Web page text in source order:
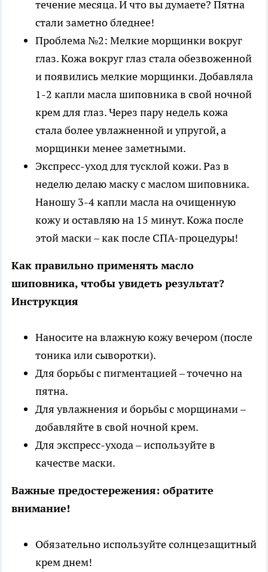
течение месяца. И что вы думаете? Пятна
стали заметно бледнее!
Проблема №2: Мелкие морщинки вокруг
глаз. Кожа вокруг глаз стала обезвоженной
и появились мелкие морщинки. Добавляла
1-2 капли масла шиповника в свой ночной
крем для глаз. Через пару недель кожа
стала более увлажненной и упругой, а
морщинки менее заметными.
Экспресс-уход для тусклой кожи. Раз в
неделю делаю маску с маслом шиповника.
Наношу 3-4 капли масла на очищенную
кожу и оставляю на 15 минут. Кожа после
этой маски – как после СПА-процедуры!
Как правильно применять масло
шиповника, чтобы увидеть результат?
Инструкция
Наносите на влажную кожу вечером (после
тоника или сыворотки).
Для борьбы с пигментацией – точечно на
пятна.
Для увлажнения и борьбы с морщинами –
добавляйте в свой ночной крем.
Для экспресс-ухода – используйте в
качестве маски.
Важные предостережения: обратите
внимание!
Обязательно используйте солнцезащитный
крем днем!